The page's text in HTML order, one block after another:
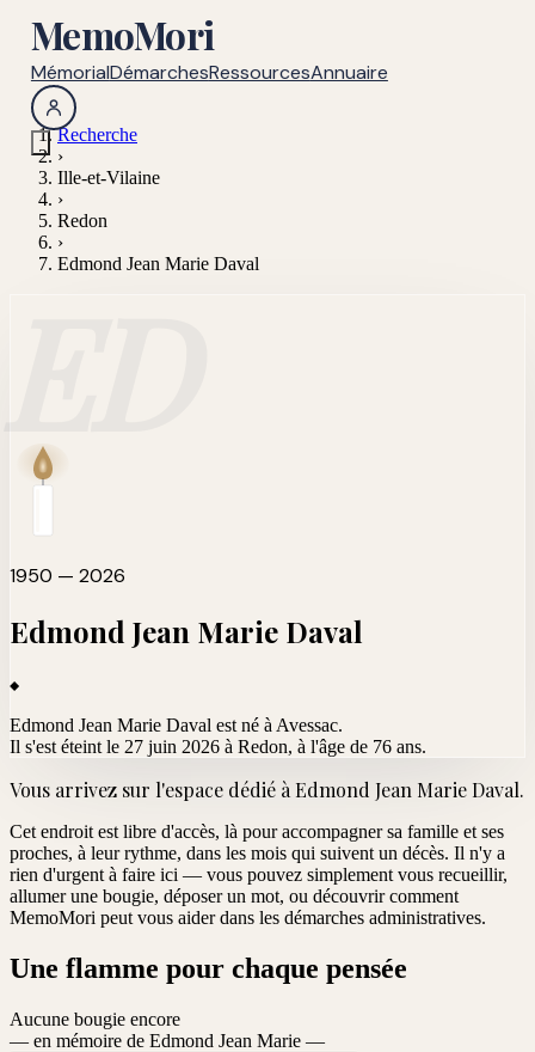
MemoMori
MémorialDémarchesRessourcesAnnuaire
Recherche
›
Ille-et-Vilaine
›
Redon
›
Edmond Jean Marie Daval
1950 — 2026
Edmond Jean Marie Daval
Edmond Jean Marie Daval est né à Avessac.
Il s'est éteint le 27 juin 2026 à Redon, à l'âge de 76 ans.
Vous arrivez sur l'espace dédié à Edmond Jean Marie Daval.
Cet endroit est libre d'accès, là pour accompagner sa famille et ses
proches, à leur rythme, dans les mois qui suivent un décès. Il n'y a
rien d'urgent à faire ici — vous pouvez simplement vous recueillir,
allumer une bougie, déposer un mot, ou découvrir comment
MemoMori peut vous aider dans les démarches administratives.
Une flamme pour chaque pensée
Aucune bougie encore
— en mémoire de Edmond Jean Marie —